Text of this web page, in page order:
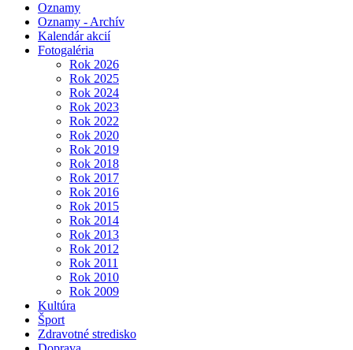
Oznamy
Oznamy - Archív
Kalendár akcií
Fotogaléria
Rok 2026
Rok 2025
Rok 2024
Rok 2023
Rok 2022
Rok 2020
Rok 2019
Rok 2018
Rok 2017
Rok 2016
Rok 2015
Rok 2014
Rok 2013
Rok 2012
Rok 2011
Rok 2010
Rok 2009
Kultúra
Šport
Zdravotné stredisko